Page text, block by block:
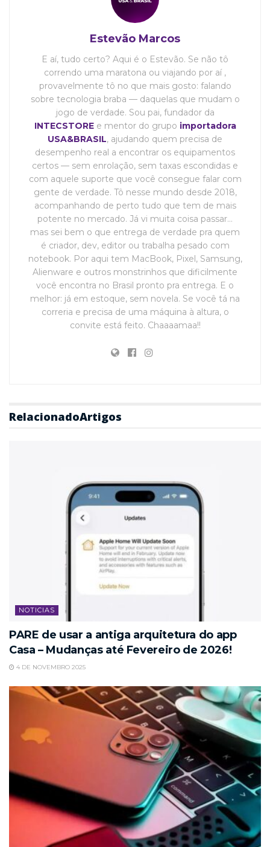
Estevão Marcos
E aí, tudo certo? Aqui é o Estevão. Se não tô
correndo uma maratona ou viajando por aí ,
provavelmente tô no que mais gosto: falando
sobre tecnologia braba — daquelas que mudam o
jogo de verdade. Sou pai, fundador da
INTECSTOREe mentor do grupo importadora
USA&BRASIL, ajudando quem precisa de
desempenho real a encontrar os equipamentos
certos — sem enrolação, sem taxas escondidas e
com aquele suporte que você consegue falar com
gente de verdade. Tô nesse mundo desde 2018,
acompanhando de perto tudo que tem de mais
potente no mercado. Já vi muita coisa passar…
mas sei bem o que entrega de verdade pra quem
é criador, dev, editor ou trabalha pesado com
notebook. Por aqui tem MacBook, Pixel, Samsung,
Alienware e outros monstrinhos que dificilmente
você encontra no Brasil pronto pra entrega. E o
melhor: já em estoque, sem novela. Se você tá na
correria e precisa de uma máquina à altura, o
convite está feito. Chaaaamaa!!
RelacionadoArtigos
NOTICIAS
PARE de usar a antiga arquitetura do app
Casa – Mudanças até Fevereiro de 2026!
4 DE NOVEMBRO 2025